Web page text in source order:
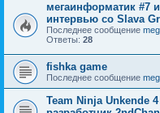
мегаинформатик #7
интервью со Slava
Последнее сообщение
Ответы: 28
fishka game
Последнее сообщение
Team Ninja Unkende